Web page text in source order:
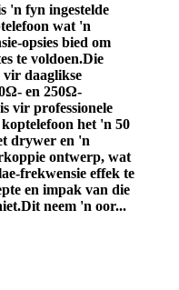
'n fyn ingestelde
wat 'n
opsies bied om
te voldoen.Die
vir daaglikse
en 250Ω-
vir professionele
het 'n 50
drywer en 'n
ontwerp, wat
frekwensie effek te
en impak van die
neem 'n oor...